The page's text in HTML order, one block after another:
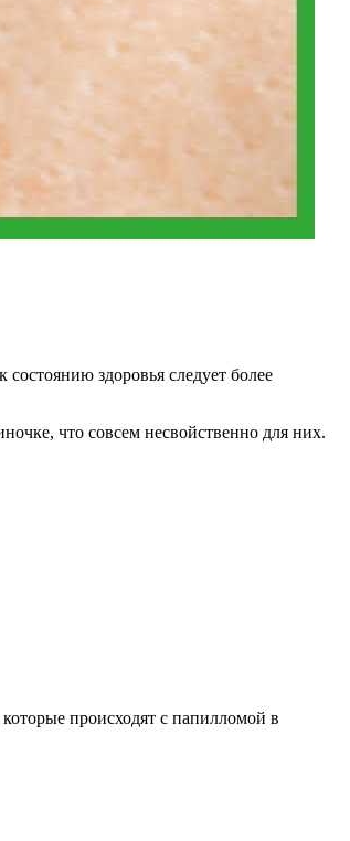
здоровья следует более
что совсем несвойственно для них.
происходят с папилломой в